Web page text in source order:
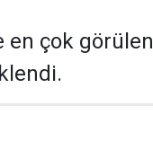
en çok görülen